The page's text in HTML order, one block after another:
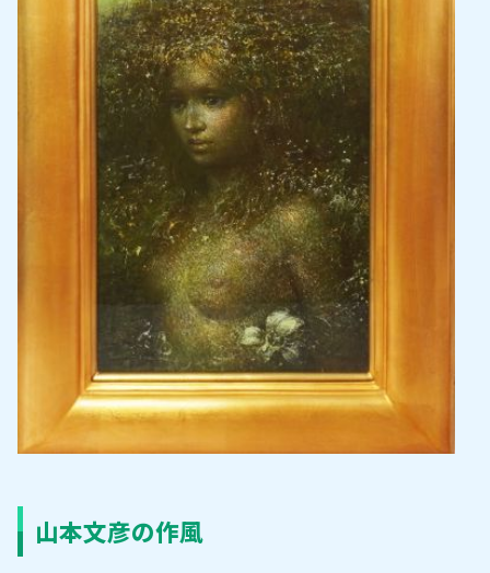
山本文彦の作風